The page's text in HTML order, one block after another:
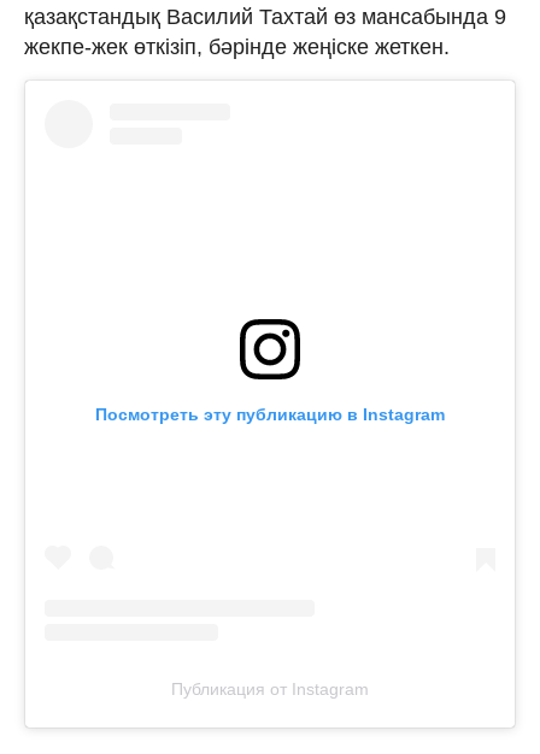
қазақстандық Василий Тахтай өз мансабында 9
жекпе-жек өткізіп, бәрінде жеңіске жеткен.
Посмотреть эту публикацию в Instagram
Публикация от Instagram